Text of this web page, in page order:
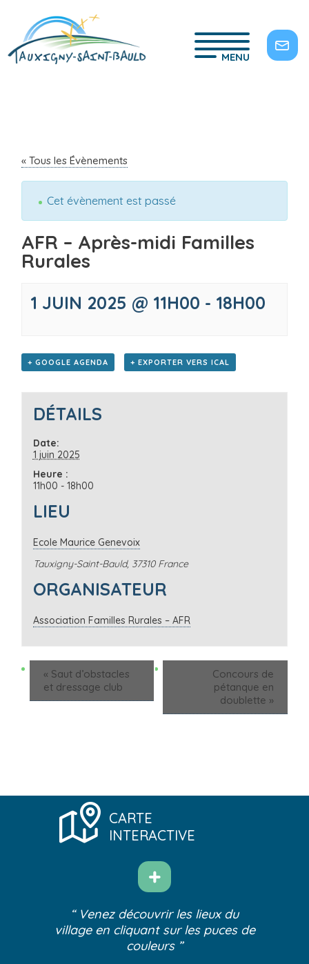
MENU
« Tous les Évènements
Cet évènement est passé
AFR – Après-midi Familles
Rurales
1 JUIN 2025 @ 11H00 - 18H00
+ GOOGLE AGENDA + EXPORTER VERS ICAL
DÉTAILS
Date:
1 juin 2025
Heure :
11h00 - 18h00
LIEU
Ecole Maurice Genevoix
Tauxigny-Saint-Bauld, 37310 France
ORGANISATEUR
Association Familles Rurales – AFR
« Saut d’obstacles
et dressage club
Concours de
pétanque en
doublette »
CARTE
INTERACTIVE
“ Venez découvrir les lieux du
village en cliquant sur les puces de
couleurs ”